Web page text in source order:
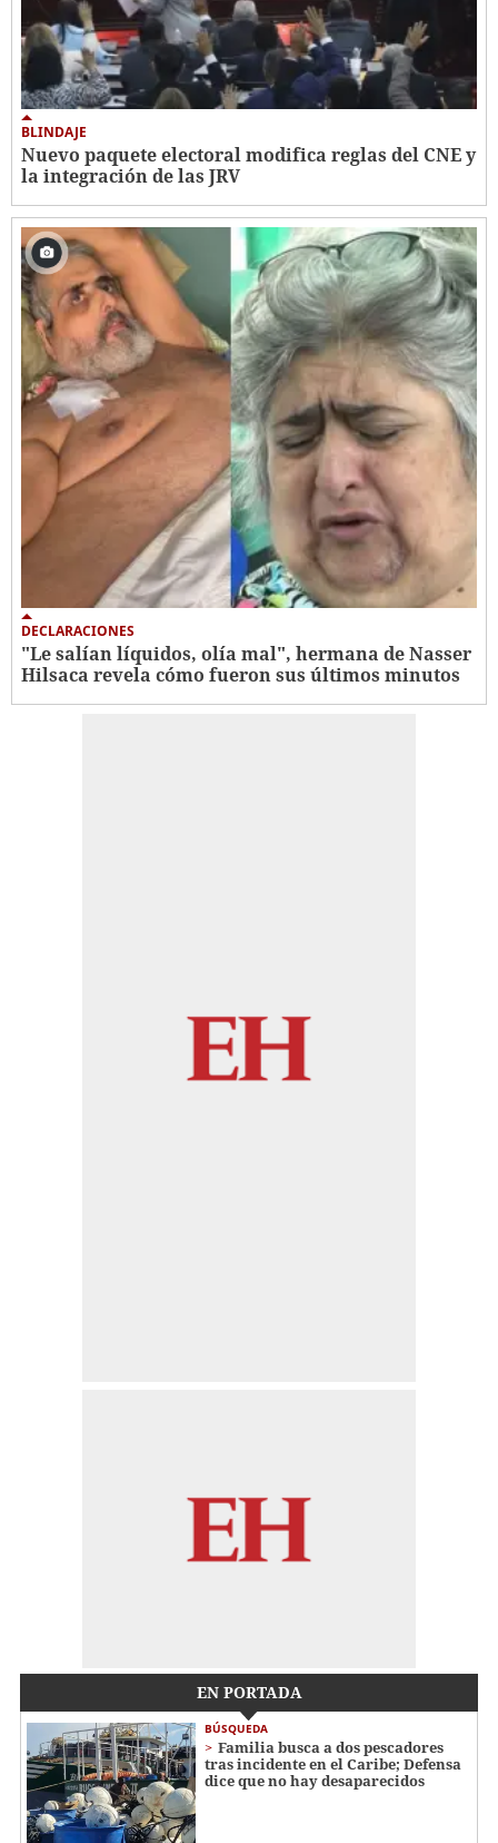
BLINDAJE
Nuevo paquete electoral modifica reglas del CNE y
la integración de las JRV
DECLARACIONES
"Le salían líquidos, olía mal", hermana de Nasser
Hilsaca revela cómo fueron sus últimos minutos
EN PORTADA
BÚSQUEDA
Familia busca a dos pescadores
tras incidente en el Caribe; Defensa
dice que no hay desaparecidos